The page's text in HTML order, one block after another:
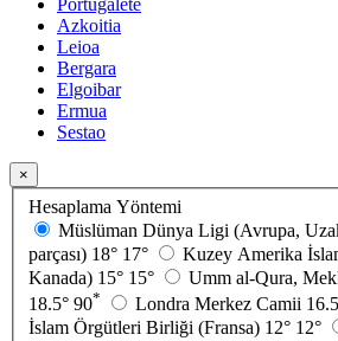
Portugalete
Azkoitia
Leioa
Bergara
Elgoibar
Ermua
Sestao
×
Hesaplama Yöntemi
Müslüman Dünya Ligi (Avrupa,
parçası) 18° 17°
Kuzey Amerika
Kanada) 15° 15°
Umm al-Qura,
18.5° 90* Londra Merkez Camii
İslam Örgütleri Birliği (Fransa) 12° 12°